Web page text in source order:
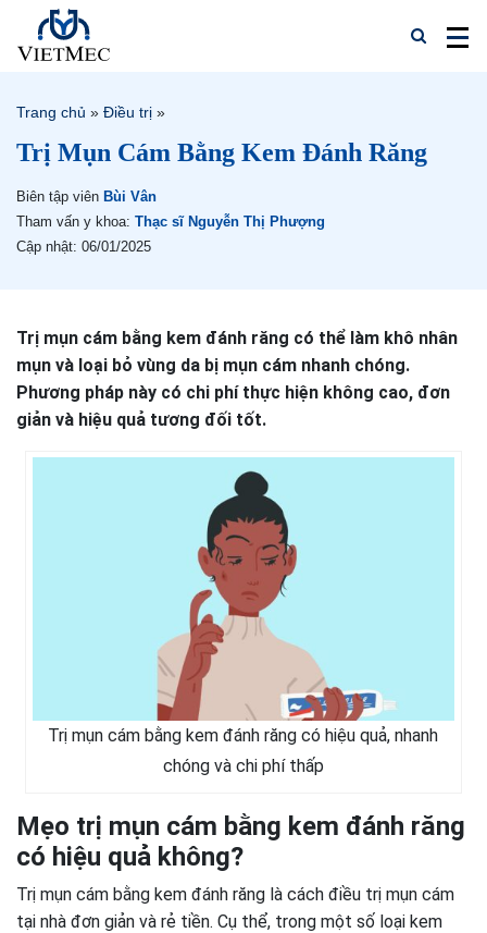
Trang chủ » Điều trị »
Trị Mụn Cám Bằng Kem Đánh Răng
Biên tập viên Bùi Vân
Tham vấn y khoa: Thạc sĩ Nguyễn Thị Phượng
Cập nhật: 06/01/2025
Trị mụn cám bằng kem đánh răng có thể làm khô nhân
mụn và loại bỏ vùng da bị mụn cám nhanh chóng.
Phương pháp này có chi phí thực hiện không cao, đơn
giản và hiệu quả tương đối tốt.
Trị mụn cám bằng kem đánh răng có hiệu quả, nhanh
chóng và chi phí thấp
Mẹo trị mụn cám bằng kem đánh răng
có hiệu quả không?
Trị mụn cám bằng kem đánh răng là cách điều trị mụn cám
tại nhà đơn giản và rẻ tiền. Cụ thể, trong một số loại kem